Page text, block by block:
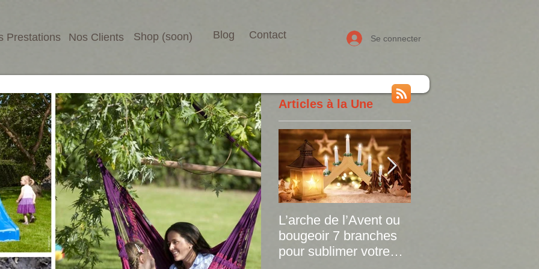
Prestations Nos Clients Shop (soon) Blog Contact Se connecter
Articles à la Une
L’arche de l’Avent ou
bougeoir 7 branches
pour sublimer votre